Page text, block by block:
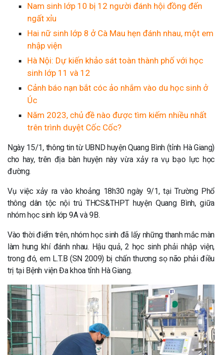
Nam sinh lớp 10 bị 12 người đánh hội đồng đến
ngất xỉu
Hai nữ sinh lớp 8 ở Cà Mau hẹn đánh nhau, một em
nhập viện
Hà Nội: Dự kiến khảo sát toàn thành phố với học
sinh lớp 11 và 12
Cảnh báo nạn bắt cóc ảo nhắm vào du học sinh ở
Úc
Năm 2023, chủ đề nào được tìm kiếm nhiều nhất
trên trình duyệt Cốc Cốc?
Ngày 15/1, thông tin từ UBND huyện Quang Bình (tỉnh Hà Giang)
cho hay, trên địa bàn huyện này vừa xảy ra vụ bạo lực học
đường.
Vụ việc xảy ra vào khoảng 18h30 ngày 9/1, tại Trường Phổ
thông dân tộc nội trú THCS&THPT huyện Quang Bình, giữa
nhóm học sinh lớp 9A và 9B.
Vào thời điểm trên, nhóm học sinh đã lấy những thanh mắc màn
làm hung khí đánh nhau. Hậu quả, 2 học sinh phải nhập viện,
trong đó, em L.T.B (SN 2009) bị chấn thương sọ não phải điều
trị tại Bệnh viện Đa khoa tỉnh Hà Giang.